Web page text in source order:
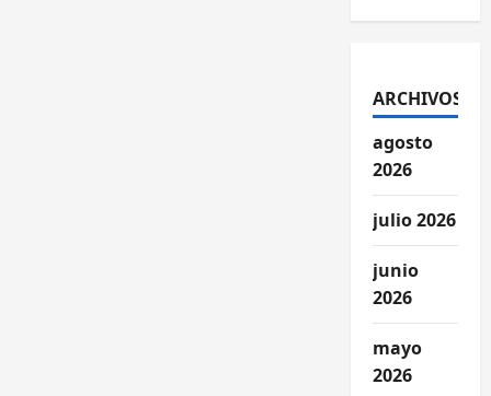
ARCHIVOS
agosto
2026
julio 2026
junio
2026
mayo
2026